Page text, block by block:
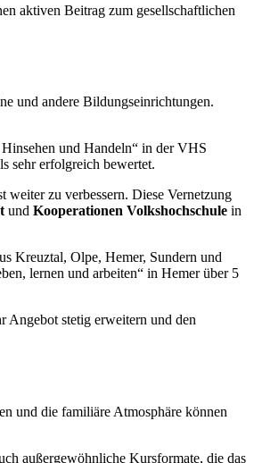
aktiven Beitrag zum gesellschaftlichen
und andere Bildungseinrichtungen.
und Handeln“ in der VHS
sehr erfolgreich bewertet.
zu verbessern. Diese Vernetzung
und Kooperationen Volkshochschule in
Kreuztal, Olpe, Hemer, Sundern und
lernen und arbeiten“ in Hemer über 5
Angebot stetig erweitern und den
und die familiäre Atmosphäre können
außergewöhnliche Kursformate, die das